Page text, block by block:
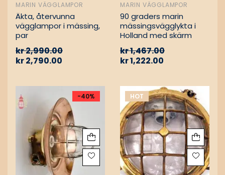
MARIN VÄGGLAMPOR
Äkta, återvunna
vägglampor i mässing,
par
kr2,990.00
kr2,790.00
MARIN VÄGGLAMPOR
90 graders marin
mässingsvägglykta i
Holland med skärm
kr1,467.00
kr1,222.00
-40% HOT